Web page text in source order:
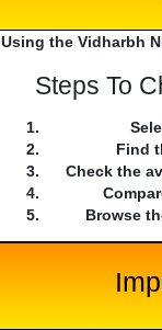
Using the Vidharbh
Steps To
Find
Check the
Browse